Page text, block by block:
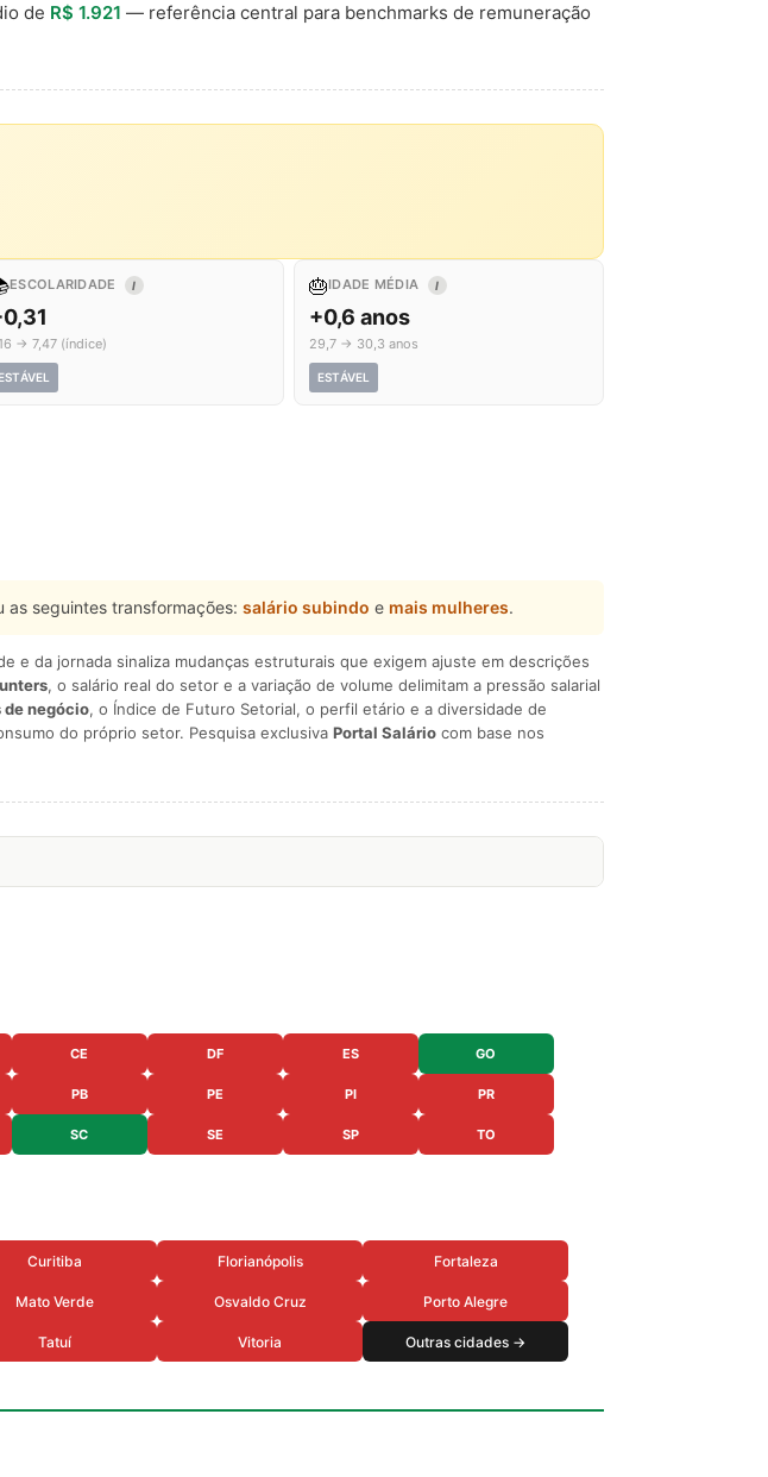
de R$ 1.921 — referência central para benchmarks de remuneração
ESCOLARIDADE I
→ 7,47 (índice)
🎂IDADE MÉDIA I
+0,6 anos
29,7 → 30,3 anos
ESTÁVEL
as seguintes transformações: salário subindo e mais mulheres.
e da jornada sinaliza mudanças estruturais que exigem ajuste em descrições
, o salário real do setor e a variação de volume delimitam a pressão salarial
de negócio, o Índice de Futuro Setorial, o perfil etário e a diversidade de
do próprio setor. Pesquisa exclusiva Portal Salário com base nos
CE DF ES GO
PB PE PI PR
SC SE SP TO
Curitiba Florianópolis Fortaleza
Mato Verde Osvaldo Cruz Porto Alegre
Tatuí Vitoria Outras cidades →